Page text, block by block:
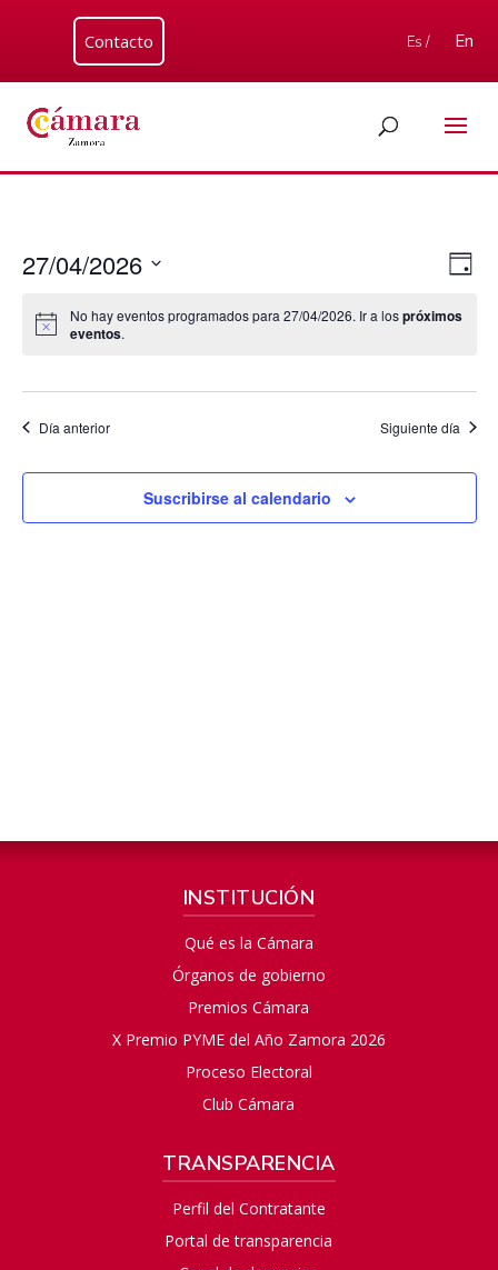
Contacto Es / En
de
de
de
Día
27/04/2026
fecha.
No hay eventos programados para 27/04/2026. Ir a lospróximos
eventos.
Día anterior Siguiente día
Suscribirse al calendario
INSTITUCIÓN
Qué es la Cámara
Órganos de gobierno
Premios Cámara
X Premio PYME del Año Zamora 2026
Proceso Electoral
Club Cámara
TRANSPARENCIA
Perfil del Contratante
Portal de transparencia